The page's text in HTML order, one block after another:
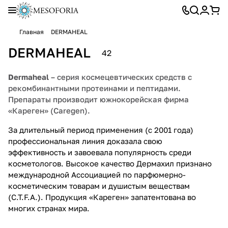
Главная DERMAHEAL
DERMAHEAL 42
Dermaheal – серия космецевтических средств с
рекомбинантными протеинами и пептидами.
Препараты производит южнокорейская фирма
«Кареген» (Caregen).
За длительный период применения (с 2001 года)
профессиональная линия доказала свою
эффективность и завоевала популярность среди
косметологов. Высокое качество Дермахил признано
международной Ассоциацией по парфюмерно-
косметическим товарам и душистым веществам
(C.T.F.A.). Продукция «Кареген» запатентована во
многих странах мира.
Мезок
октей
ли
товаров
Инте
нсив
ный
товара
Крем
ы-
корр
товара
Анти
возр
астн
товара
Спец
иаль
ные
товара
Буст
еры
Derm
товара
Биф
азн
ые
товар
Дома
шняя
линия
товаров
Пил
инг
Der
товар
Инте
нсив
ная
товара
Сред
ства
для
товара
Маски
Derma
heal
товаров
Спец
иаль
ные
товара
Реж
им
еже
товар
Сол
нце
защ
товар
Осве
тляю
щая
товара